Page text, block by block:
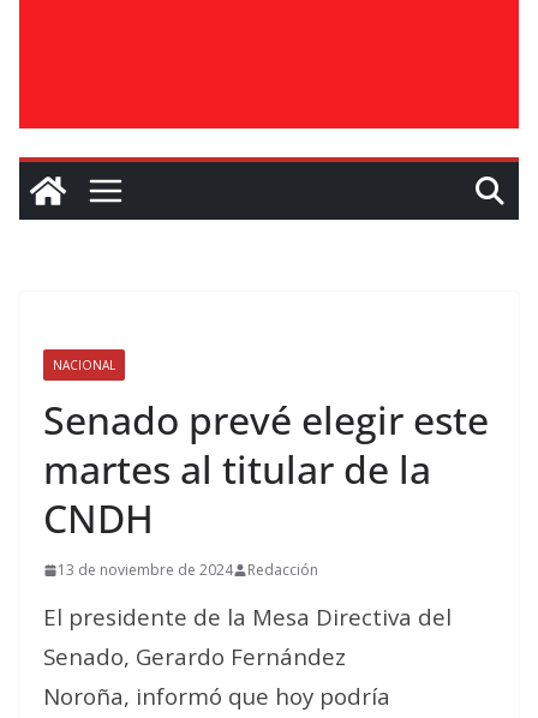
NACIONAL
Senado prevé elegir este
martes al titular de la
CNDH
13 de noviembre de 2024 Redacción
El presidente de la Mesa Directiva del
Senado, Gerardo Fernández
Noroña, informó que hoy podría